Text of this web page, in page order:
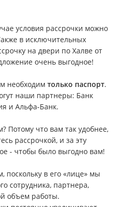
условия рассрочки можно
в исключительных
на двери по Халве от
очень выгодное!
необходим только паспорт.
наши партнеры: Банк
и Альфа-Банк.
Потому что вам так удобнее,
рассрочкой, и за эту
- чтобы было выгодно вам!
поскольку в его «лице» мы
сотрудника, партнера,
объем работы.